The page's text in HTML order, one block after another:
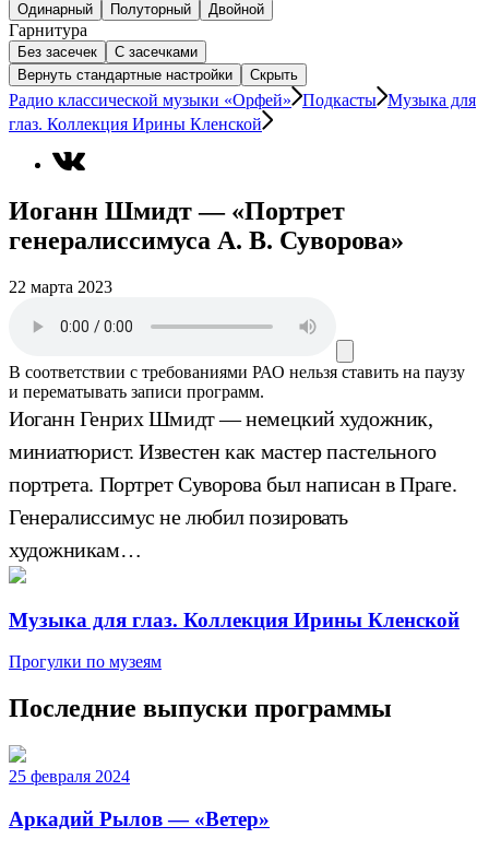
Одинарный Полуторный Двойной
Гарнитура
Без засечек
С засечками
Вернуть стандартные настройки
Скрыть
Радио классической музыки «Орфей» Подкасты Музыка для
глаз. Коллекция Ирины Кленской
Иоганн Шмидт — «Портрет
генералиссимуса А. В. Суворова»
22 марта 2023
В соответствии с требованиями РАО нельзя ставить на паузу
и перематывать записи программ.
Иоганн Генрих Шмидт — немецкий художник,
миниатюрист. Известен как мастер пастельного
портрета. Портрет Суворова был написан в Праге.
Генералиссимус не любил позировать
художникам…
Музыка для глаз. Коллекция Ирины Кленской
Прогулки по музеям
Последние выпуски программы
25 февраля 2024
Аркадий Рылов — «Ветер»